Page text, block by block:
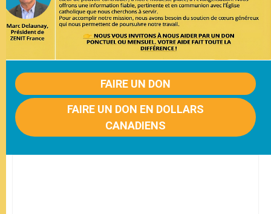
FAIRE UN DON
FAIRE UN DON EN DOLLARS
CANADIENS